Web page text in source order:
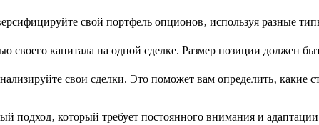
свой портфель опционов‚ используя разные
своего капитала на одной сделке. Размер позиции должен
свои сделки. Это поможет вам определить‚ какие
подход‚ который требует постоянного внимания и